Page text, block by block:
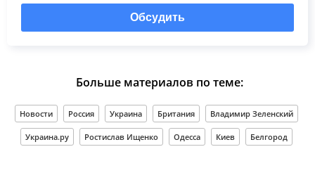
Обсудить
Больше материалов по теме:
Новости Россия Украина Британия Владимир Зеленский
Украина.ру Ростислав Ищенко Одесса Киев Белгород